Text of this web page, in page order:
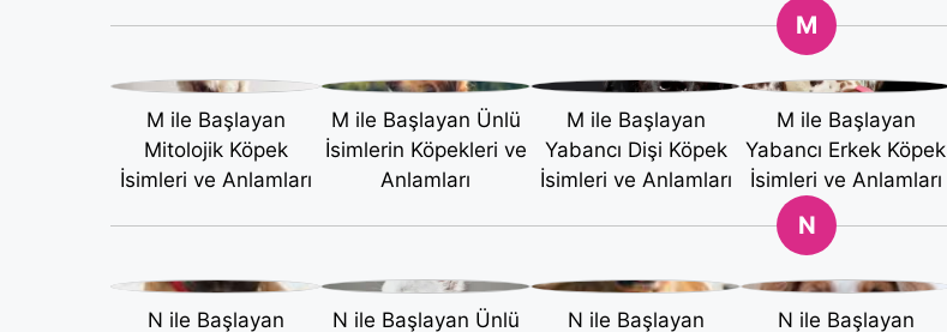
M
M ile Başlayan
Mitolojik Köpek
İsimleri ve Anlamları
M ile Başlayan Ünlü
İsimlerin Köpekleri ve
Anlamları
M ile Başlayan
Yabancı Dişi Köpek
İsimleri ve Anlamları
M ile Başlayan
Yabancı Erkek Köpek
İsimleri ve Anlamları
N
N ile Başlayan
N ile Başlayan Ünlü
N ile Başlayan
N ile Başlayan